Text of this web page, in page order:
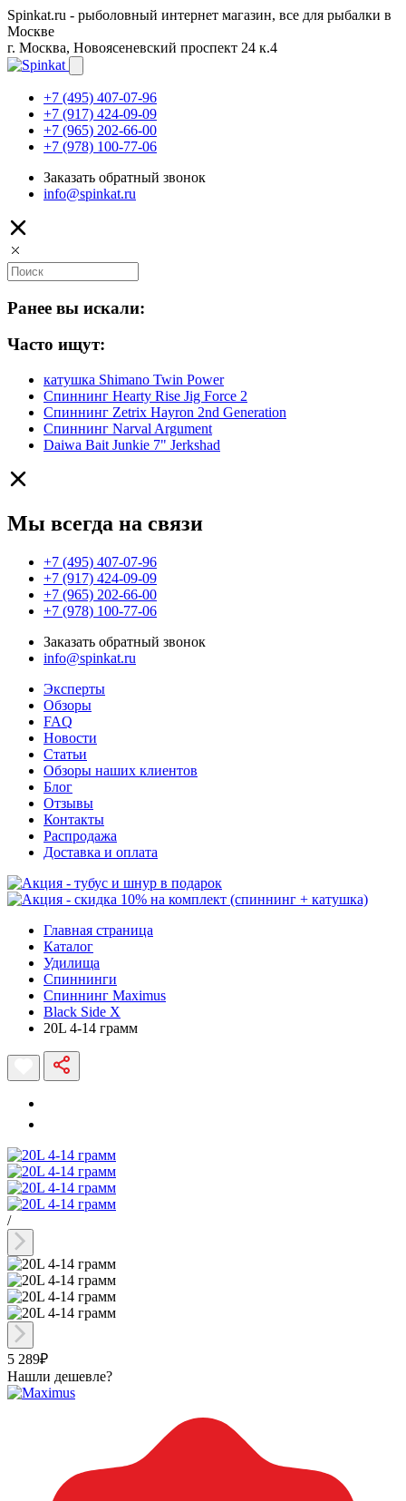
Spinkat.ru - рыболовный интернет магазин, все для рыбалки в
Москве
г. Москва, Новоясеневский проспект 24 к.4
+7 (495) 407-07-96
+7 (917) 424-09-09
+7 (965) 202-66-00
+7 (978) 100-77-06
Заказать обратный звонок
info@spinkat.ru
Ранее вы искали:
Часто ищут:
катушка Shimano Twin Power
Спиннинг Hearty Rise Jig Force 2
Спиннинг Zetrix Hayron 2nd Generation
Спиннинг Narval Argument
Daiwa Bait Junkie 7" Jerkshad
Мы всегда на связи
+7 (495) 407-07-96
+7 (917) 424-09-09
+7 (965) 202-66-00
+7 (978) 100-77-06
Заказать обратный звонок
info@spinkat.ru
Эксперты
Обзоры
FAQ
Новости
Статьи
Обзоры наших клиентов
Блог
Отзывы
Контакты
Распродажа
Доставка и оплата
Главная страница
Каталог
Удилища
Спиннинги
Спиннинг Maximus
Black Side X
20L 4-14 грамм
/
5 289₽
Нашли дешевле?